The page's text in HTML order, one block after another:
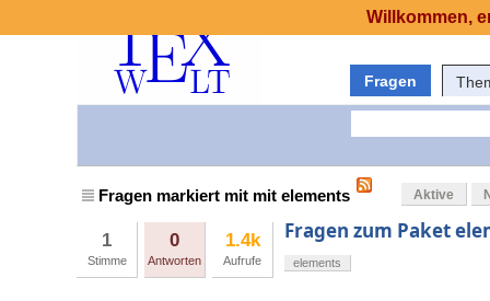
Fragen
Fragen markiert mit mit elements Aktive
1
Stimme
0
Antworten
1.4k
Aufrufe
Fragen zum Paket
elements
Willkommen,